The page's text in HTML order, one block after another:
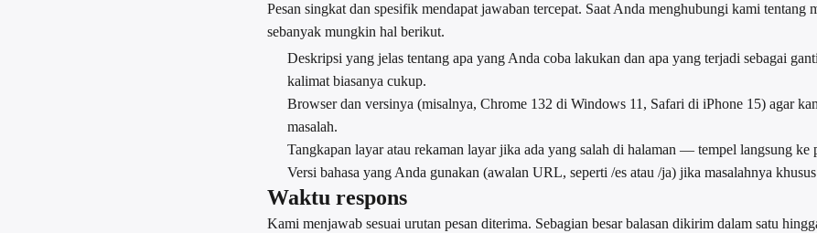
Pesan singkat dan spesifik mendapat jawaban tercepat. Saat Anda menghubungi kami tentang
sebanyak mungkin hal berikut.
Deskripsi yang jelas tentang apa yang Anda coba lakukan dan apa yang terjadi sebagai
kalimat biasanya cukup.
Browser dan versinya (misalnya, Chrome 132 di Windows 11, Safari di iPhone 15) agar
masalah.
Tangkapan layar atau rekaman layar jika ada yang salah di halaman — tempel langsung ke
Versi bahasa yang Anda gunakan (awalan URL, seperti /es atau /ja) jika masalahnya
Waktu respons
Kami menjawab sesuai urutan pesan diterima. Sebagian besar balasan dikirim dalam satu